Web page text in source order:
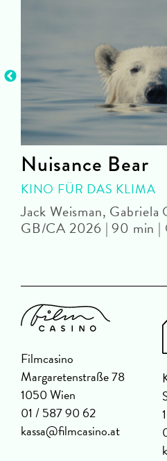
Nuisance Bear
KINO FÜR DAS KLIMA
Jack Weisman, Gabriela
GB/CA 2026 | 90 min |
Filmcasino
Margaretenstraße 78
1050 Wien
01 / 587 90 62
kassa@filmcasino.at